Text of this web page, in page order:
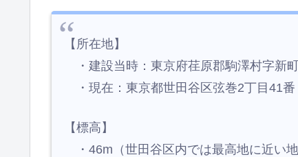
【所在地】
・建設当時：東京府荏原郡駒澤村字新
・現在：東京都世田谷区弦巻2丁目41番
【標高】
・46m（世田谷区内では最高地に近い地